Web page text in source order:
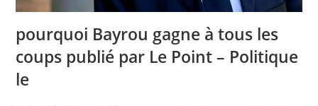
pourquoi Bayrou gagne à tous les
coups publié par Le Point – Politique
le